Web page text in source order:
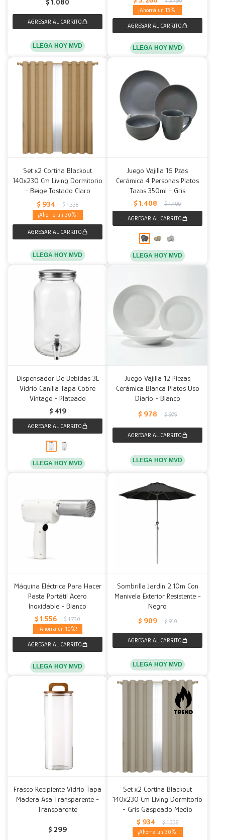
$ 1.080
LLEGA HOY MVD
13
LLEGA HOY MVD
Set x2 Cortina Blackout
140x230 Cm Living Dormitorio
- Beige Tostado Claro
$ 934 $ 1.338
30
LLEGA HOY MVD
Juego Vajilla 16 Pzas
Cerámica 4 Personas Platos
Tazas 350ml - Gris
$ 1.408 $ 1.409
LLEGA HOY MVD
Dispensador De Bebidas 3L
Vidrio Canilla Tapa Cobre
Vintage - Plateado
$ 419
LLEGA HOY MVD
Juego Vajilla 12 Piezas
Cerámica Blanca Platos Uso
Diario - Blanco
$ 978 $ 979
LLEGA HOY MVD
Máquina Eléctrica Para Hacer
Pasta Portátil Acero
Inoxidable - Blanco
$ 1.556 $ 1.730
10
LLEGA HOY MVD
Sombrilla Jardín 2,10m Con
Manivela Exterior Resistente -
Negro
$ 909 $ 910
LLEGA HOY MVD
Frasco Recipiente Vidrio Tapa
Madera Asa Transparente -
Transparente
$ 299
Set x2 Cortina Blackout
140x230 Cm Living Dormitorio
- Gris Gaspeado Medio
$ 934 $ 1.338
30